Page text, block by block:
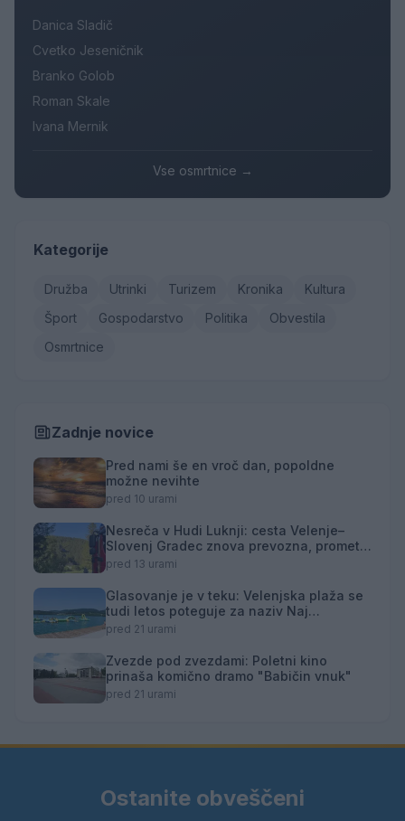
Danica Sladič
Cvetko Jeseničnik
Branko Golob
Roman Skale
Ivana Mernik
Vse osmrtnice →
Kategorije
Družba Utrinki Turizem Kronika
Kultura
Šport
Gospodarstvo Politika
Obvestila
Osmrtnice
Zadnje novice
Pred nami še en vroč dan, popoldne
možne nevihte
pred 10 urami
Nesreča v Hudi Luknji: cesta Velenje–
Slovenj Gradec znova prevozna, promet
izmenično enosmeren
pred 13 urami
Glasovanje je v teku: Velenjska plaža se
tudi letos poteguje za naziv Naj
kopališče
pred 21 urami
Zvezde pod zvezdami: Poletni kino
prinaša komično dramo "Babičin vnuk"
pred 21 urami
Ostanite obveščeni